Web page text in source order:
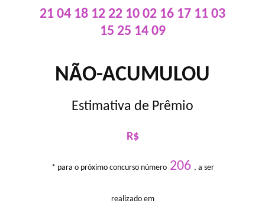
21 04 18 12 22 10 02 16 17 11 03
15 25 14 09
NÃO-ACUMULOU
Estimativa de Prêmio
R$
* para o próximo concurso número206 , a ser
realizado em